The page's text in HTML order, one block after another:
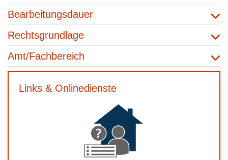
Bearbeitungsdauer
Rechtsgrundlage
Amt/Fachbereich
Links & Onlinedienste